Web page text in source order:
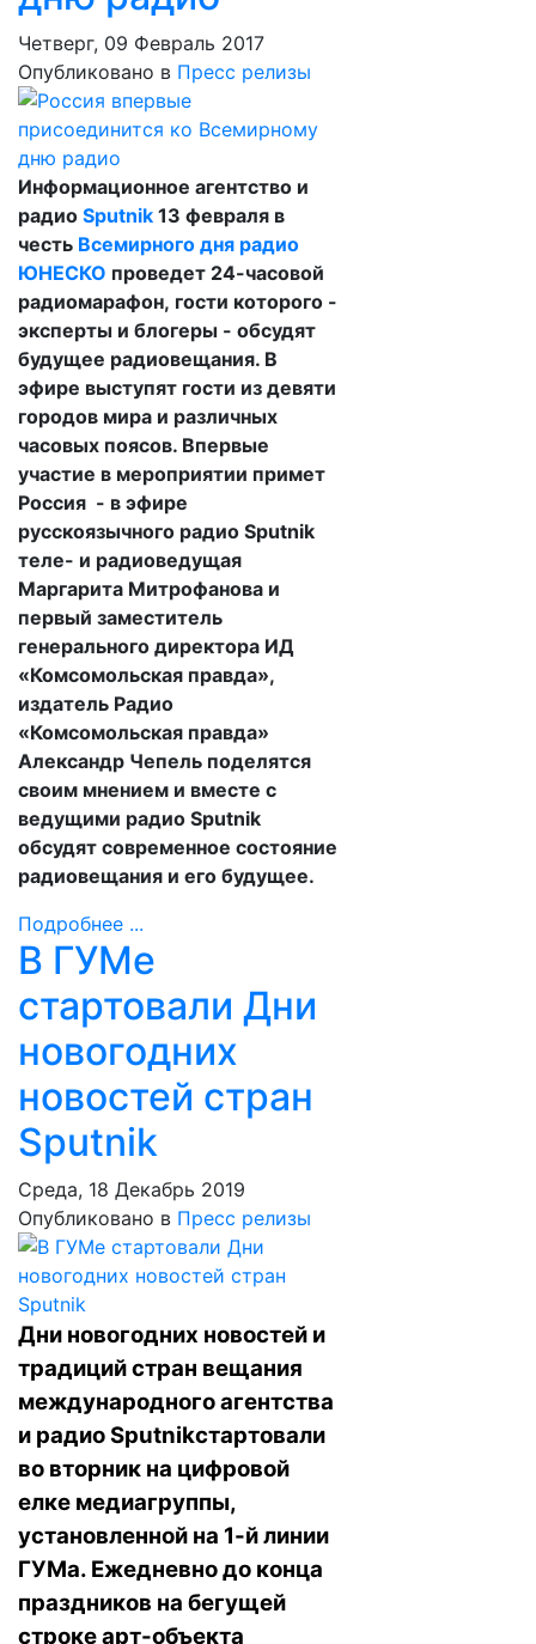
Четверг, 09 Февраль 2017
Опубликовано в Пресс релизы
Информационное агентство и
радио Sputnik 13 февраля в
честь Всемирного дня радио
ЮНЕСКО проведет 24-часовой
радиомарафон, гости которого -
эксперты и блогеры - обсудят
будущее радиовещания. В
эфире выступят гости из девяти
городов мира и различных
часовых поясов. Впервые
участие в мероприятии примет
Россия - в эфире
русскоязычного радио Sputnik
теле- и радиоведущая
Маргарита Митрофанова и
первый заместитель
генерального директора ИД
«Комсомольская правда»,
издатель Радио
«Комсомольская правда»
Александр Чепель поделятся
своим мнением и вместе с
ведущими радио Sputnik
обсудят современное состояние
радиовещания и его будущее.
Подробнее ...
В ГУМе
стартовали Дни
новогодних
новостей стран
Sputnik
Среда, 18 Декабрь 2019
Опубликовано в Пресс релизы
Дни новогодних новостей и
традиций стран вещания
международного агентства
и радио Sputnikстартовали
во вторник на цифровой
елке медиагруппы,
установленной на 1-й линии
ГУМа. Ежедневно до конца
праздников на бегущей
строке арт-объекта